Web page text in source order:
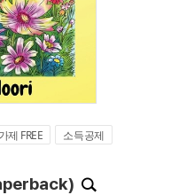
제 FREE
소득공제